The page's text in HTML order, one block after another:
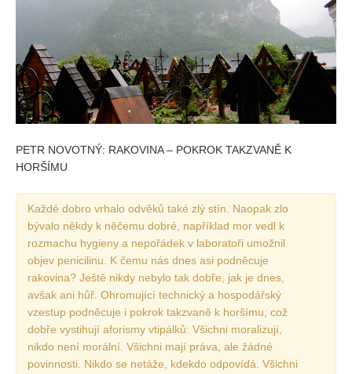
PETR NOVOTNÝ: RAKOVINA – POKROK TAKZVANĚ K
HORŠÍMU
Každé dobro vrhalo odvěků také zlý stín. Naopak zlo
bývalo někdy k něčemu dobré, například mor vedl k
rozmachu hygieny a nepořádek v laboratoři umožnil
objev penicilinu. K čemu nás dnes asi podněcuje
rakovina? Ještě nikdy nebylo tak dobře, jak je dnes,
avšak ani hůř. Ohromující technický a hospodářský
vzestup podněcuje i pokrok takzvaně k horšímu, což
dobře vystihují aforismy vtipálků: Všichni moralizují,
nikdo není morální. Všichni mají práva, ale žádné
povinnosti. Nikdo se netáže, kdekdo odpovídá. Všichni